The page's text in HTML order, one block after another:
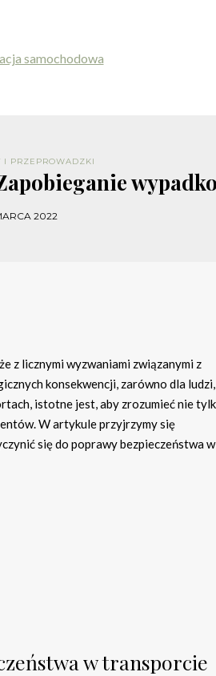
I PRZEPROWADZKI
2022
z licznymi wyzwaniami związanymi z
konsekwencji, zarówno dla
istotne jest, aby zrozumieć nie
W artykule przyjrzymy się
się do poprawy bezpieczeństwa w
w transporcie